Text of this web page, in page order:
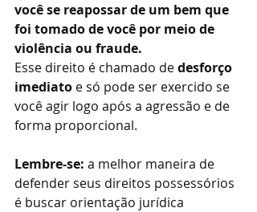
você se reapossar de um bem que
foi tomado de você por meio de
violência ou fraude.
Esse direito é chamado de desforço
imediato e só pode ser exercido se
você agir logo após a agressão e de
forma proporcional.
Lembre-se: a melhor maneira de
defender seus direitos possessórios
é buscar orientação jurídica